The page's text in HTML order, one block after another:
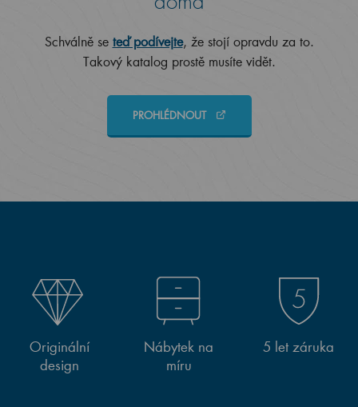
Schválně se teď podívejte, že stojí opravdu za to.
Takový katalog prostě musíte vidět.
PROHLÉDNOUT
Originální
design
Nábytek na
míru
5 let záruka